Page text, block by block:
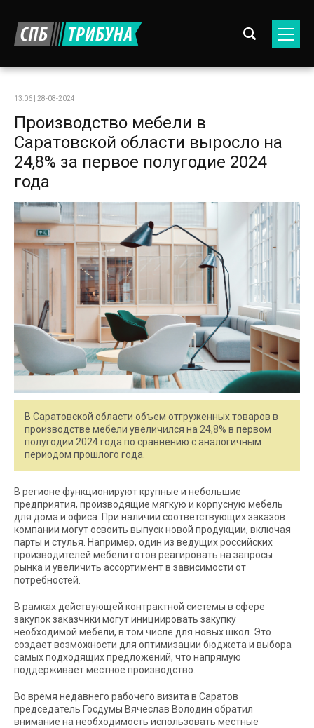
13:06 | 28-08-2024
Производство мебели в
Саратовской области выросло на
24,8% за первое полугодие 2024
года
В Саратовской области объем отгруженных товаров в
производстве мебели увеличился на 24,8% в первом
полугодии 2024 года по сравнению с аналогичным
периодом прошлого года.
В регионе функционируют крупные и небольшие
предприятия, производящие мягкую и корпусную мебель
для дома и офиса. При наличии соответствующих заказов
компании могут освоить выпуск новой продукции, включая
парты и стулья. Например, один из ведущих российских
производителей мебели готов реагировать на запросы
рынка и увеличить ассортимент в зависимости от
потребностей.
В рамках действующей контрактной системы в сфере
закупок заказчики могут инициировать закупку
необходимой мебели, в том числе для новых школ. Это
создает возможности для оптимизации бюджета и выбора
самых подходящих предложений, что напрямую
поддерживает местное производство.
Во время недавнего рабочего визита в Саратов
председатель Госдумы Вячеслав Володин обратил
внимание на необходимость использовать местные